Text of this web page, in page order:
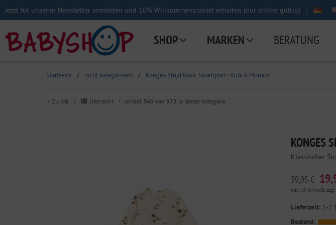
Jetzt für unseren Newsletter anmelden und 10% Willkommensrabatt erhalten (nur online gültig) |
SHOP MARKEN BERATUNG
Startseite / nicht kategorisiert / Konges Sløjd Basic Strampler - Kubi 6 Monate
Zurück | Übersicht | Artikel 360 von 972 in dieser Kategorie
KONGES
Klassischer
39,95 €
inkl. 19 % MwSt.
Lieferzeit: 1-2
Bestand: